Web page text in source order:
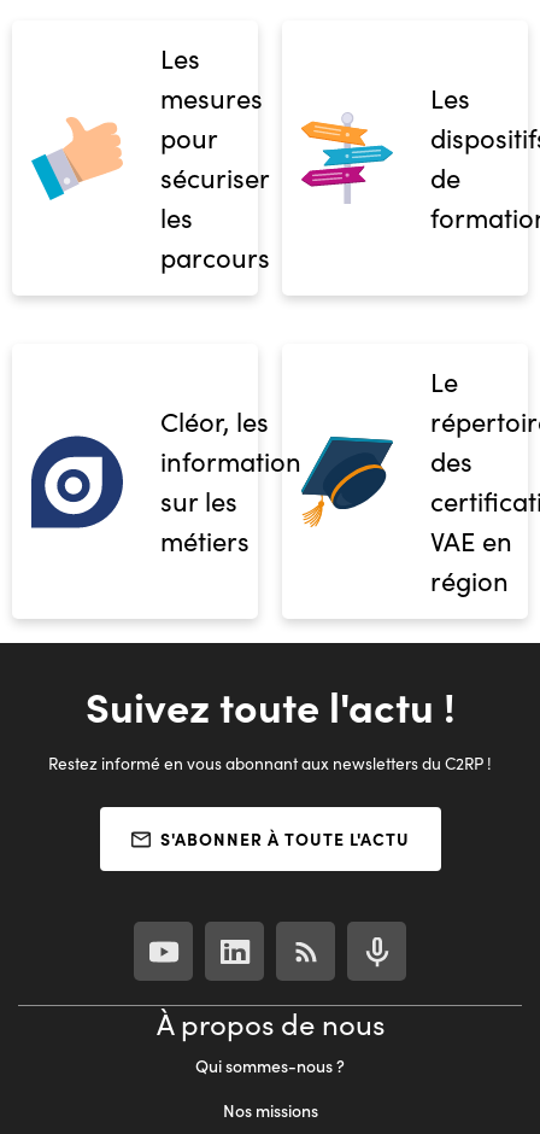
Les
mesures
pour
sécuriser
les
parcours
Les
de
Cléor, les
informations
sur les
métiers
Le
des
VAE en
région
Suivez toute l'actu !
Restez informé en vous abonnant aux newsletters du C2RP !
S'ABONNER À TOUTE L'ACTU
À propos de nous
Qui sommes-nous ?
Nos missions